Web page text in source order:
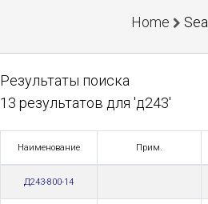
Home
Результаты поиска
13 результатов для 'д243'
Наименование Прим.
Д243-800-14